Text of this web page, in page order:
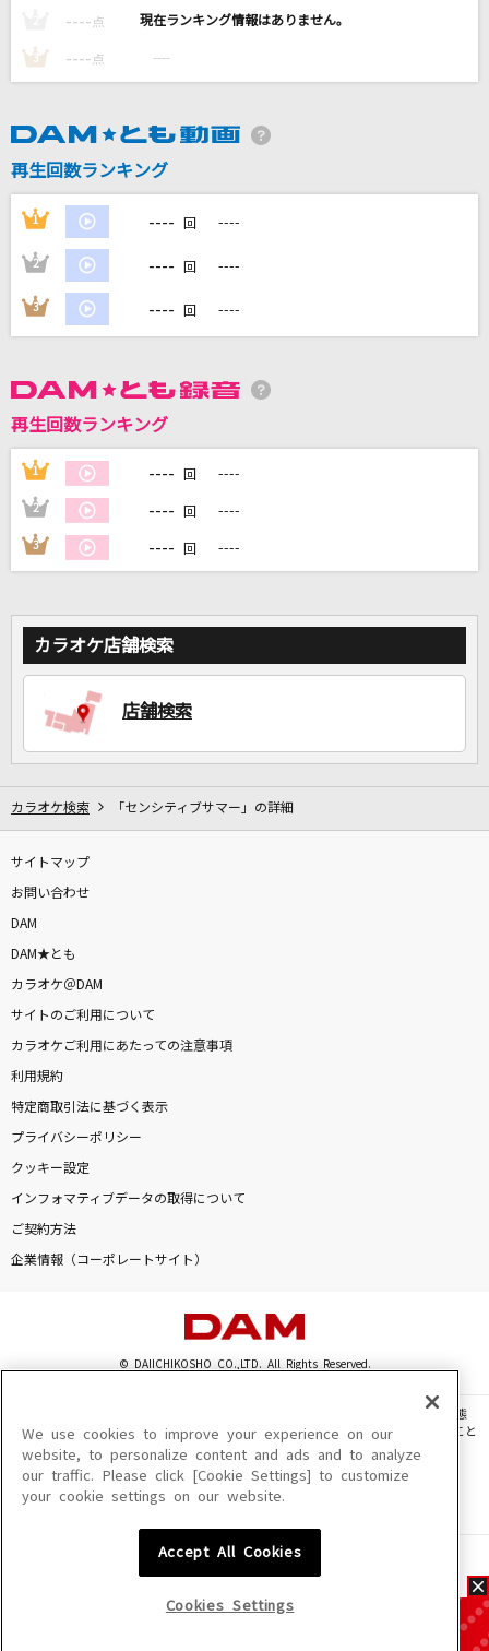
ちゃんみな
ロードオブメジャー
[生音]インフェルノ
Mrs. GREEN APPLE
サイダー
The Birthday
やなぎなぎ
[生音]シルエット
KANA-BOON
カラオケをもっと楽しもう！
---- 点 ----
3 ---- 点 ----
再生回数ランキング
1 ---- 回 ----
2 ---- 回 ----
3 ---- 回 ----
再生回数ランキング
1 ---- 回 ----
2 ---- 回 ----
3 ---- 回 ----
カラオケ店舗検索
店舗検索
カラオケ検索 「センシティブサマー」の詳細
サイトマップ
お問い合わせ
DAM
DAM★とも
カラオケ＠DAM
サイトのご利用について
カラオケご利用にあたっての注意事項
利用規約
特定商取引法に基づく表示
プライバシーポリシー
クッキー設定
インフォマティブデータの取得について
ご契約方法
企業情報（コーポレートサイト）
© DAIICHIKOSHO CO.,LTD. All Rights Reserved.
このサイトに掲載されている一切の文章・画像・写真・動画・音声等を、手段や形態
を問わず、著作権法の定める範囲を超えて無断で複製、転載、ファイル化などすること
を禁じます。
楽曲及びコンテンツは、機種によりご利用いただけない場合があります。
楽曲及びコンテンツの配信日、配信内容が変更になる場合があります。
We use cookies to improve your experience on our
website, to personalize content and ads and to analyze
our traffic. Please click [Cookie Settings] to customize
your cookie settings on our website.
Accept All Cookies
Cookies Settings